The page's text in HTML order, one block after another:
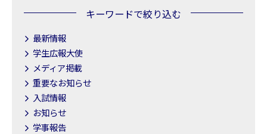
キーワードで絞り込む
最新情報
学生広報大使
メディア掲載
重要なお知らせ
入試情報
お知らせ
学事報告